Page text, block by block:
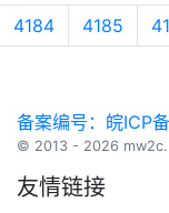
4184 4185
备案编号：皖ICP
© 2013 - 2026 mw2c.
友情链接